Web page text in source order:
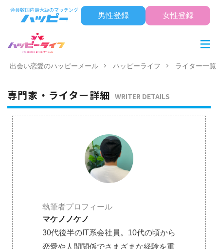
男性登録 女性登録
出会い恋愛のハッピーメール ハッピーライフ ライター一覧
専門家・ライター詳細 WRITER DETAILS
執筆者プロフィール
マケノノケノ
30代後半のIT系会社員。10代の頃から
恋愛や人間関係でさまざまな経験を重